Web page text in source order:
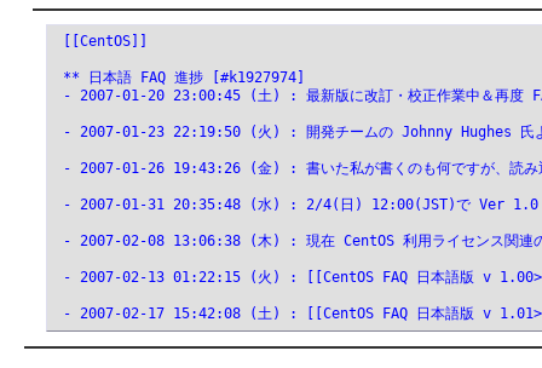
[[CentOS]]
** 日本語 FAQ 進捗 [#k1927974]
- 2007-01-20 23:00:45 (土) : 最新版に改訂・校正作業中＆再度
- 2007-01-23 22:19:50 (火) : 開発チームの Johnny Hughes 氏より翻
- 2007-01-26 19:43:26 (金) : 書いた私が書くのも何ですが、読み返
- 2007-01-31 20:35:48 (水) : 2/4(日) 12:00(JST)で Ver 1.0 と
- 2007-02-08 13:06:38 (木) : 現在 CentOS 利用ライセンス関連の書
- 2007-02-13 01:22:15 (火) : [[CentOS FAQ 日本語版 v
- 2007-02-17 15:42:08 (土) : [[CentOS FAQ 日本語版 v